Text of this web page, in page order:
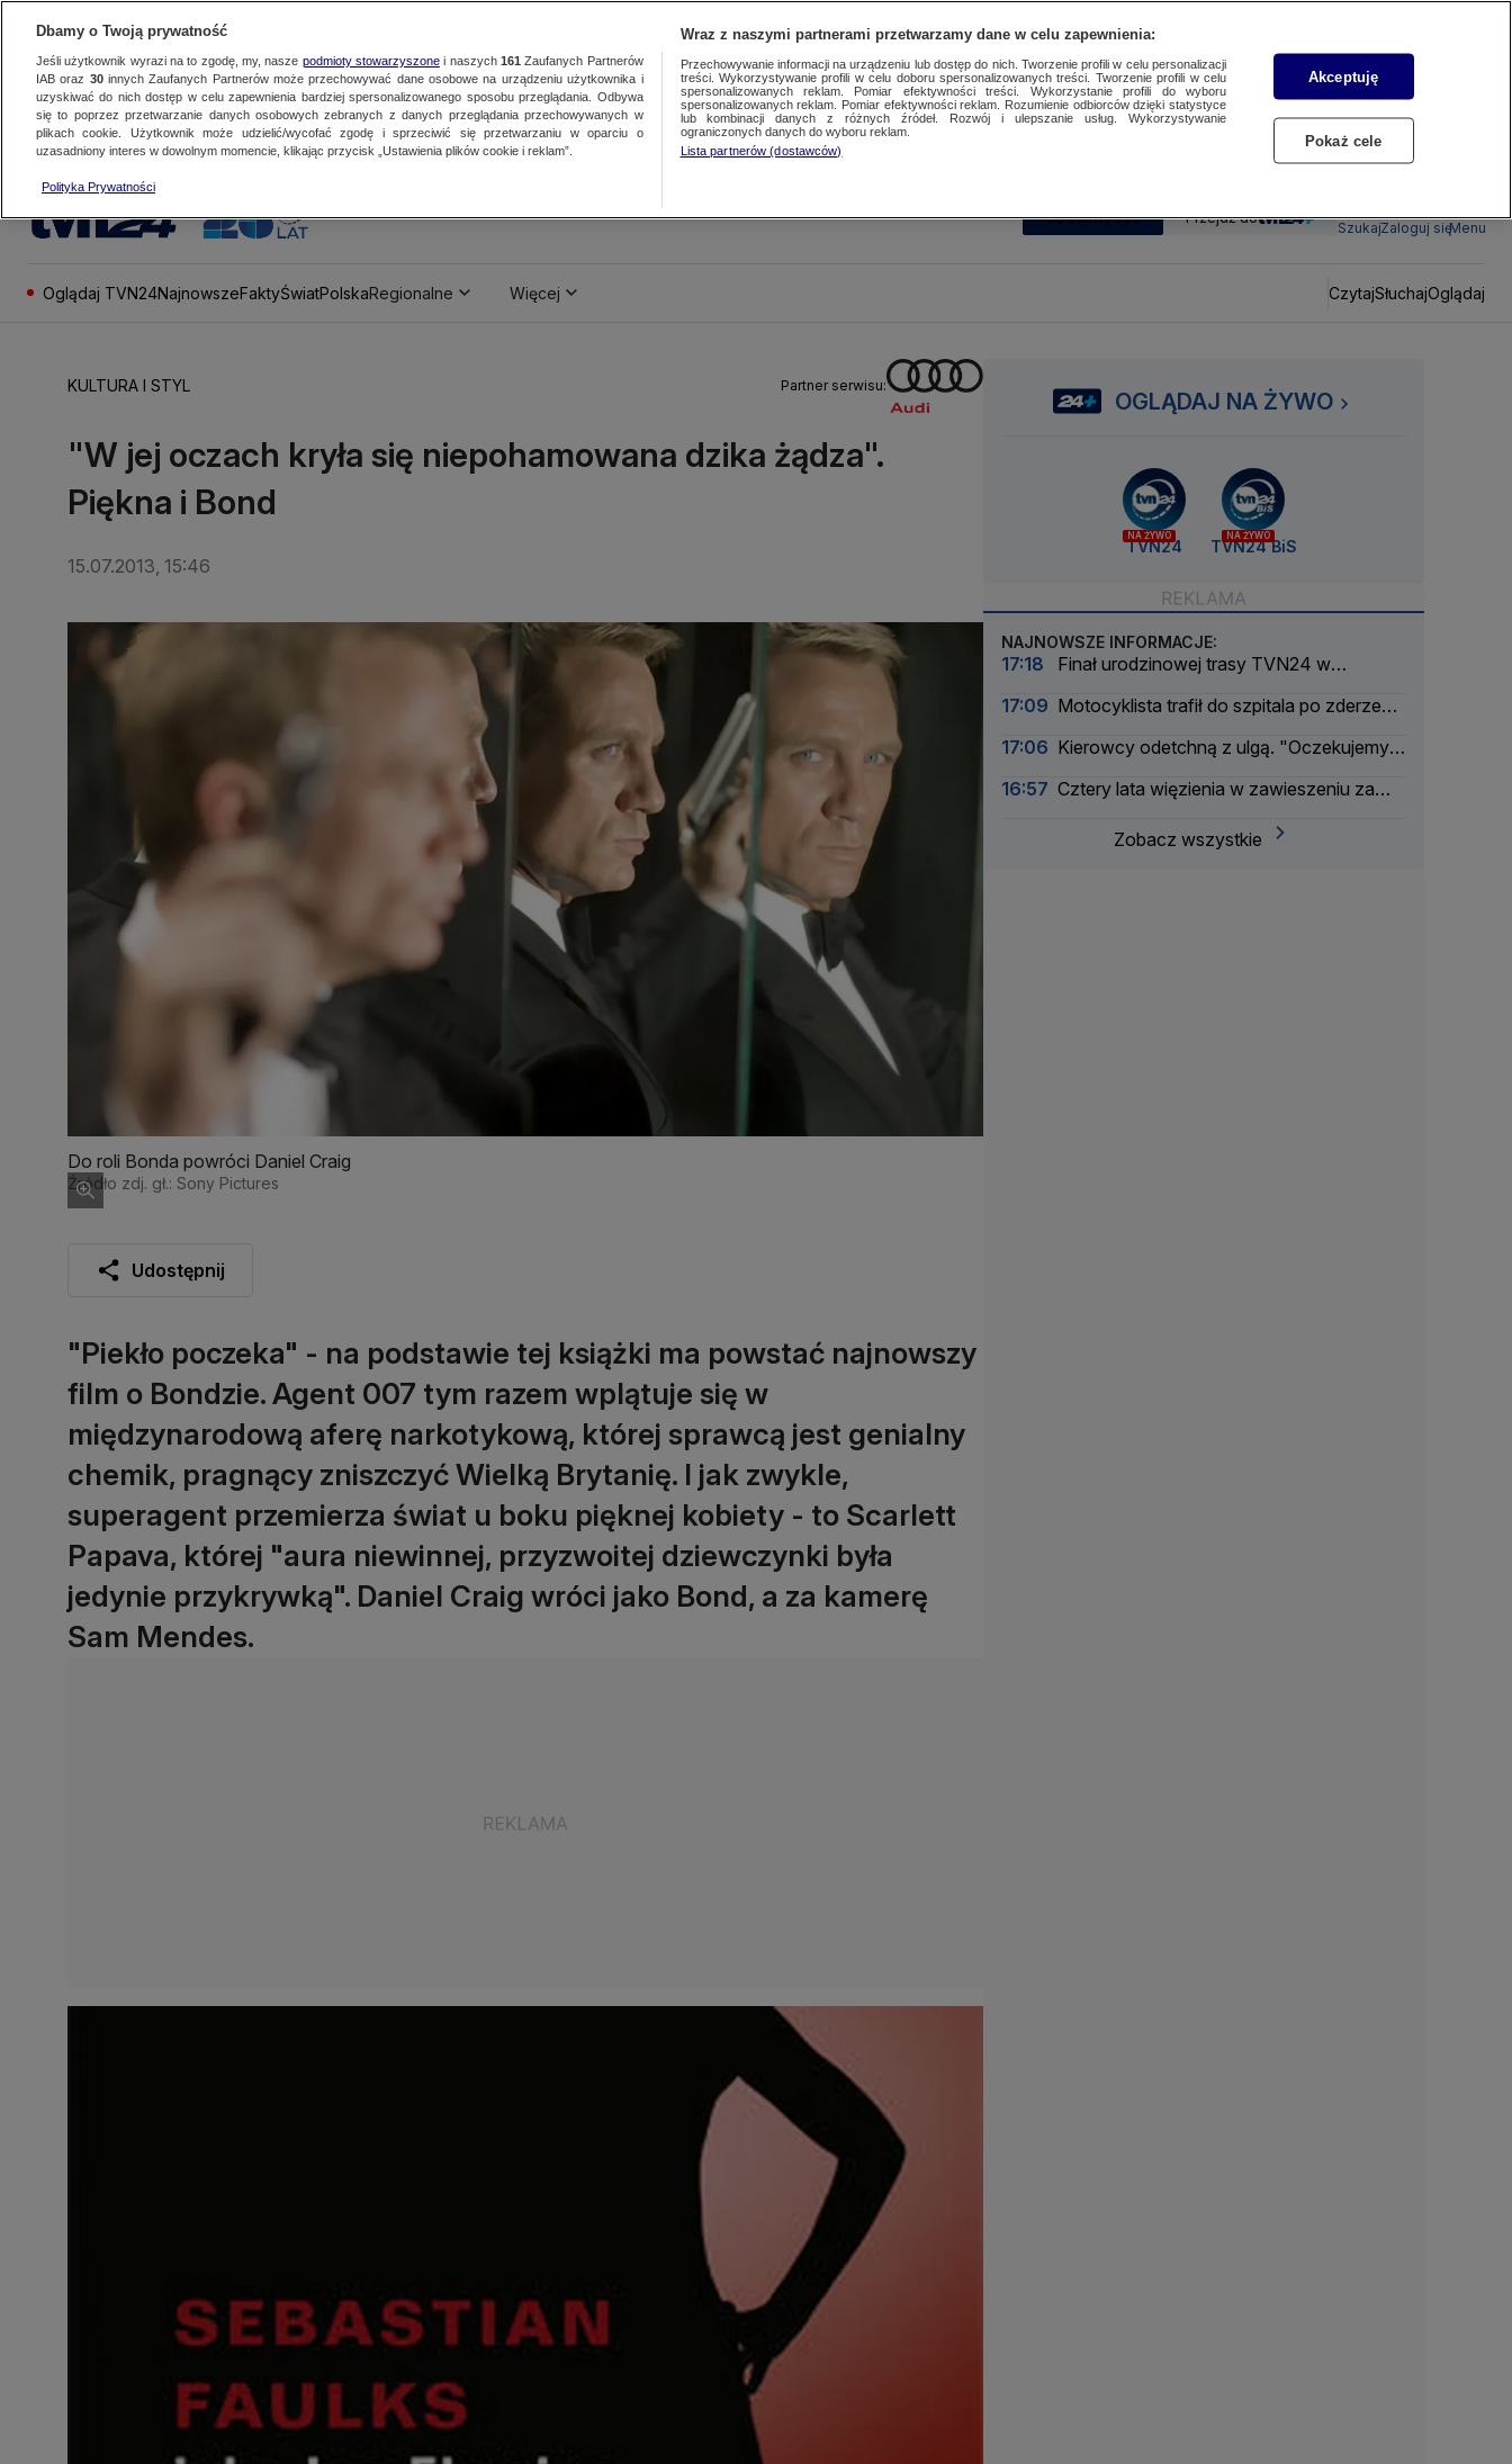
SUBSKRYBUJ Przejdź do
SzukajZaloguj sięMenu
Oglądaj TVN24NajnowszeFaktyŚwiatPolskaRegionalne Więcej CzytajSłuchajOglądaj
KULTURA I STYL Partner serwisu:
"W jej oczach kryła się niepohamowana dzika żądza".
Piękna i Bond
15.07.2013, 15:46
Do roli Bonda powróci Daniel Craig
Źródło zdj. gł.: Sony Pictures
Udostępnij
"Piekło poczeka" - na podstawie tej książki ma powstać najnowszy
film o Bondzie. Agent 007 tym razem wplątuje się w
międzynarodową aferę narkotykową, której sprawcą jest genialny
chemik, pragnący zniszczyć Wielką Brytanię. I jak zwykle,
superagent przemierza świat u boku pięknej kobiety - to Scarlett
Papava, której "aura niewinnej, przyzwoitej dziewczynki była
jedynie przykrywką". Daniel Craig wróci jako Bond, a za kamerę
Sam Mendes.
OGLĄDAJ NA ŻYWO
NA ŻYWO
TVN24
NA ŻYWO
TVN24 BiS
NAJNOWSZE INFORMACJE:
17:18
Finał urodzinowej trasy TVN24 w
17:09 Motocyklista trafił do szpitala po zderzeniu
17:06 Kierowcy odetchną z ulgą. "Oczekujemy
16:57 Cztery lata więzienia w zawieszeniu za
Zobacz wszystkie
Dbamy o Twoją prywatność
Jeśli użytkownik wyrazi na to zgodę, my, nasze podmioty stowarzyszonei naszych 161 Zaufanych Partnerów
IAB oraz 30innych Zaufanych Partnerów może przechowywać dane osobowe na urządzeniu użytkownika i
uzyskiwać do nich dostęp w celu zapewnienia bardziej spersonalizowanego sposobu przeglądania. Odbywa
się to poprzez przetwarzanie danych osobowych zebranych z danych przeglądania przechowywanych w
plikach cookie. Użytkownik może udzielić/wycofać zgodę i sprzeciwić się przetwarzaniu w oparciu o
uzasadniony interes w dowolnym momencie, klikając przycisk „Ustawienia plików cookie i reklam”.
Polityka Prywatności
Wraz z naszymi partnerami przetwarzamy dane w celu zapewnienia:
Przechowywanie informacji na urządzeniu lub dostęp do nich. Tworzenie profili w celu personalizacji
treści. Wykorzystywanie profili w celu doboru spersonalizowanych treści. Tworzenie profili w celu
spersonalizowanych reklam. Pomiar efektywności treści. Wykorzystanie profili do wyboru
spersonalizowanych reklam. Pomiar efektywności reklam. Rozumienie odbiorców dzięki statystyce
lub kombinacji danych z różnych źródeł. Rozwój i ulepszanie usług. Wykorzystywanie
ograniczonych danych do wyboru reklam.
Lista partnerów (dostawców)
Akceptuję
Pokaż cele